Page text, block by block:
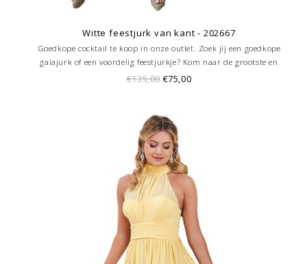
Witte feestjurk van kant - 202667
Goedkope cocktail te koop in onze outlet. Zoek jij een goedkope
galajurk of een voordelig feestjurkje? Kom naar de grootste en
goedkoopste galajurken outlet in de regio Amersfoort. Altijd voordelig!
€135,00 €75,00